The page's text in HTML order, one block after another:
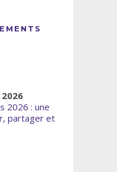
2026 : une
partager et